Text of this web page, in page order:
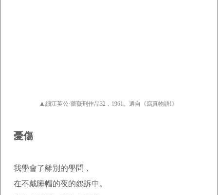
▲ 細江英公·薔薇刑作品32，1961。選自《寫真物語I》
憂傷
我學會了離別的學問，
在不戴睡帽的夜的怨訴中。